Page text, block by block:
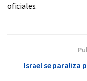
oficiales.
Israel se paraliza